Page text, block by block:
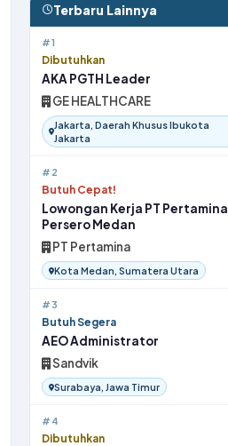
Terbaru Lainnya
#1
Dibutuhkan
AKA PGTH Leader
GE HEALTHCARE
Jakarta, Daerah Khusus Ibukota
Jakarta
#2
Butuh Cepat!
Lowongan Kerja PT Pertamina
Persero Medan
PT Pertamina
Kota Medan, Sumatera Utara
#3
Butuh Segera
AEO Administrator
Sandvik
Surabaya, Jawa Timur
#4
Dibutuhkan